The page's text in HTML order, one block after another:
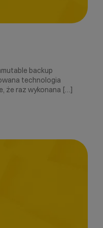
backup
technologia
że raz wykonana […]